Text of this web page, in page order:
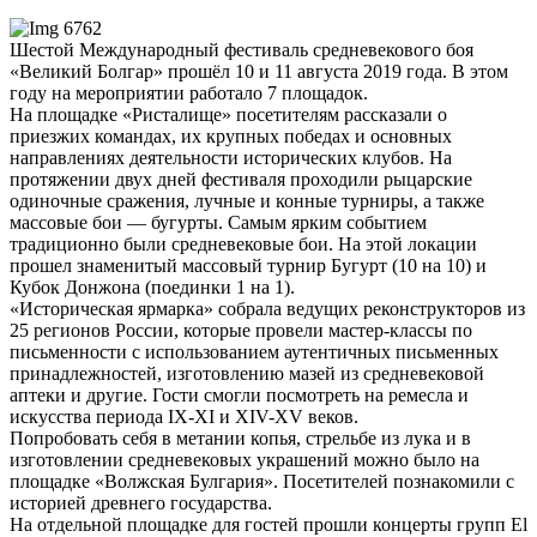
Шестой Международный фестиваль средневекового боя
«Великий Болгар» прошёл 10 и 11 августа 2019 года. В этом
году на мероприятии работало 7 площадок.
На площадке «Ристалище» посетителям рассказали о
приезжих командах, их крупных победах и основных
направлениях деятельности исторических клубов. На
протяжении двух дней фестиваля проходили рыцарские
одиночные сражения, лучные и конные турниры, а также
массовые бои — бугурты. Самым ярким событием
традиционно были средневековые бои. На этой локации
прошел знаменитый массовый турнир Бугурт (10 на 10) и
Кубок Донжона (поединки 1 на 1).
«Историческая ярмарка» собрала ведущих реконструкторов из
25 регионов России, которые провели мастер-классы по
письменности с использованием аутентичных письменных
принадлежностей, изготовлению мазей из средневековой
аптеки и другие. Гости смогли посмотреть на ремесла и
искусства периода IX-XI и XIV-XV веков.
Попробовать себя в метании копья, стрельбе из лука и в
изготовлении средневековых украшений можно было на
площадке «Волжская Булгария». Посетителей познакомили с
историей древнего государства.
На отдельной площадке для гостей прошли концерты групп El